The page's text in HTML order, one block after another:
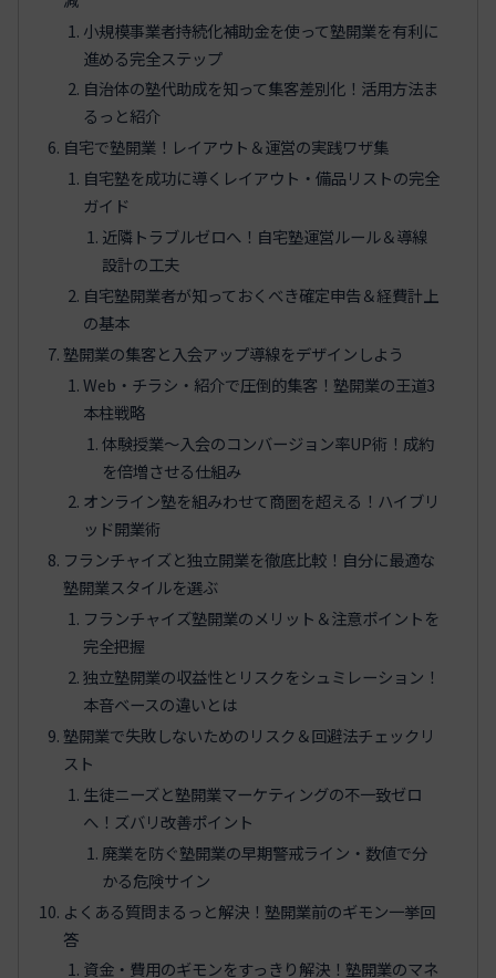
小規模事業者持続化補助金を使って塾開業を有利に
進める完全ステップ
自治体の塾代助成を知って集客差別化！活用方法ま
るっと紹介
自宅で塾開業！レイアウト＆運営の実践ワザ集
自宅塾を成功に導くレイアウト・備品リストの完全
ガイド
近隣トラブルゼロへ！自宅塾運営ルール＆導線
設計の工夫
自宅塾開業者が知っておくべき確定申告＆経費計上
の基本
塾開業の集客と入会アップ導線をデザインしよう
Web・チラシ・紹介で圧倒的集客！塾開業の王道3
本柱戦略
体験授業〜入会のコンバージョン率UP術！成約
を倍増させる仕組み
オンライン塾を組みわせて商圏を超える！ハイブリ
ッド開業術
フランチャイズと独立開業を徹底比較！自分に最適な
塾開業スタイルを選ぶ
フランチャイズ塾開業のメリット＆注意ポイントを
完全把握
独立塾開業の収益性とリスクをシュミレーション！
本音ベースの違いとは
塾開業で失敗しないためのリスク＆回避法チェックリ
スト
生徒ニーズと塾開業マーケティングの不一致ゼロ
へ！ズバリ改善ポイント
廃業を防ぐ塾開業の早期警戒ライン・数値で分
かる危険サイン
よくある質問まるっと解決！塾開業前のギモン一挙回
答
資金・費用のギモンをすっきり解決！塾開業のマネ